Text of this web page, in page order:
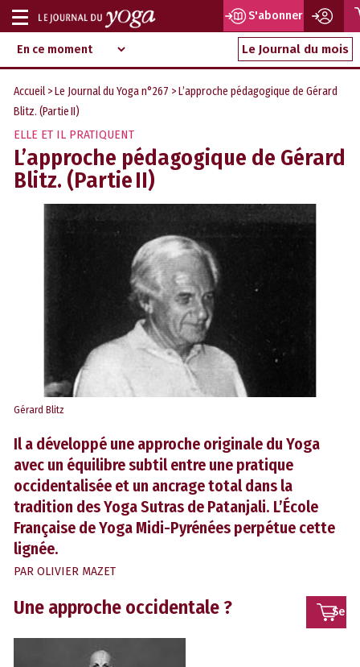
Aller
au
contenu
d‘information
indépendant
Afficher
ou
masquer
la
navigation
S'abonner
Le Journal du mois
Accueil >Le Journal du Yoga n°267 > L’approche pédagogique de Gérard
Blitz. (Partie II)
ELLE ET IL PRATIQUENT
L’approche pédagogique de Gérard
Blitz. (Partie II)
Gérard Blitz
Il a développé une approche originale du Yoga
avec un équilibre subtil entre une pratique
occidentalisée et un ancrage total dans la
tradition des Yoga Sutras de Patanjali. L’École
Française de Yoga Midi-Pyrénées perpétue cette
lignée.
PAR OLIVIER MAZET
Une approche occidentale ? Se